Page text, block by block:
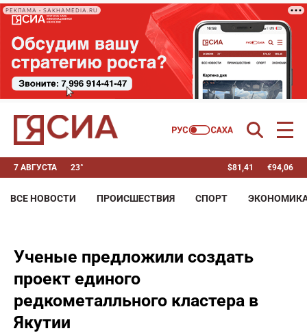
РЕКЛАМА • SAKHAMEDIA.RU
7 АВГУСТА 23° $81,41 €94,06
ВСЕ НОВОСТИ ПРОИСШЕСТВИЯ СПОРТ
Ученые предложили создать
проект единого
редкометалльного кластера в
Якутии